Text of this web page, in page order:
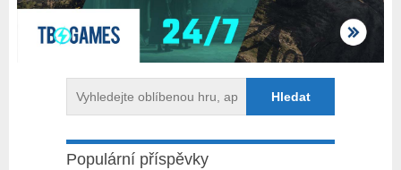
Populární příspěvky